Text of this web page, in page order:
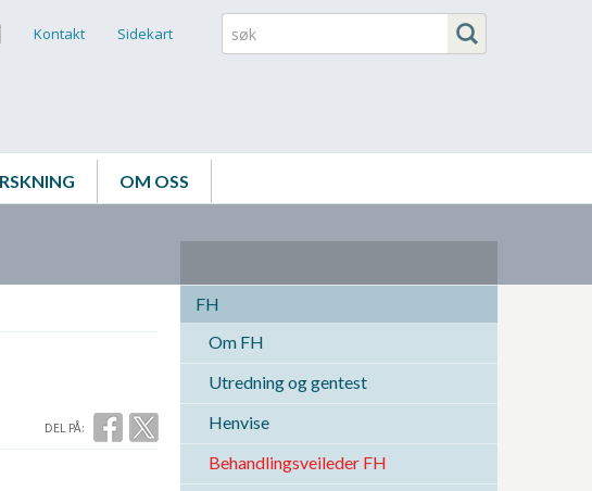
Kontakt Sidekart
OM OSS
FH
Om FH
Utredning og gentest
Henvise
Behandlingsveileder FH
DEL PÅ: